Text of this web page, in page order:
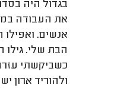
בגדול היה
את העבודה
אנשים.
הבת שלי. גילו
כשביקשתי
ולהוריד ארון